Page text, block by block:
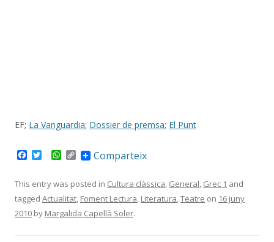
EF; La Vanguardia; Dossier de premsa; El Punt
e
b
o
o
t
t
e
r
W
t
s
A
p
C
o
y
L
i
n
Comparteix
This entry was posted in Cultura clàssica, General, Grec 1 and
tagged Actualitat, Foment Lectura, Literatura,Teatre on 16 juny
2010 by Margalida Capellà Soler.